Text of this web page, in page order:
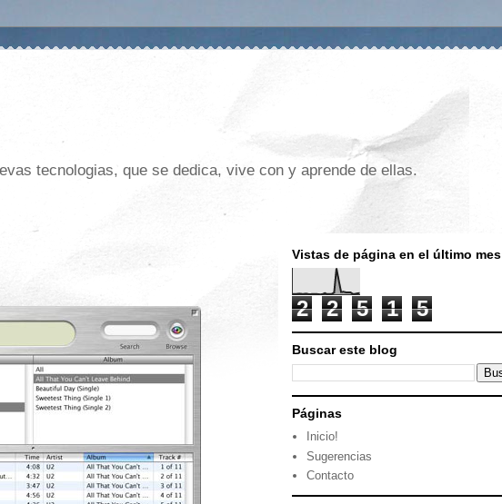
tecnologias, que se dedica, vive con y aprende de ellas.
Vistas de página en el último mes
2 2 5 1 5
Buscar este blog
Páginas
Inicio!
Sugerencias
Contacto